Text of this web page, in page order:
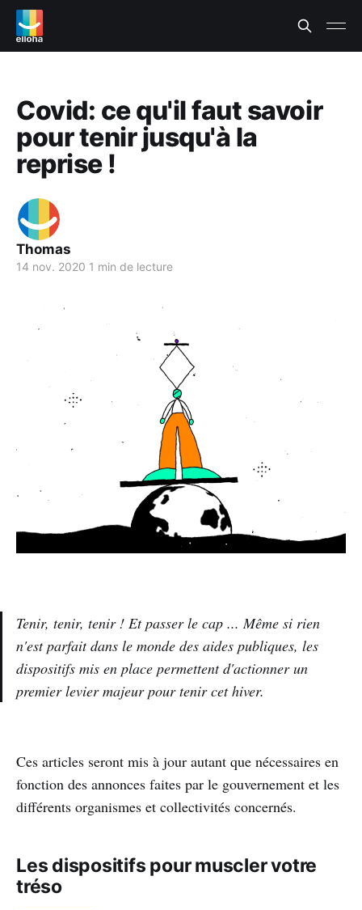
Covid: ce qu'il faut savoir
pour tenir jusqu'à la
reprise !
Thomas
14 nov. 2020 1 min de lecture
Tenir, tenir, tenir ! Et passer le cap ... Même si rien
n'est parfait dans le monde des aides publiques, les
dispositifs mis en place permettent d'actionner un
premier levier majeur pour tenir cet hiver.
Ces articles seront mis à jour autant que nécessaires en
fonction des annonces faites par le gouvernement et les
différents organismes et collectivités concernés.
Les dispositifs pour muscler votre
tréso